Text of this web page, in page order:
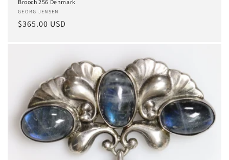
Brooch 256 Denmark
Anbieter:
GEORG JENSEN
Normaler
$365.00 USD